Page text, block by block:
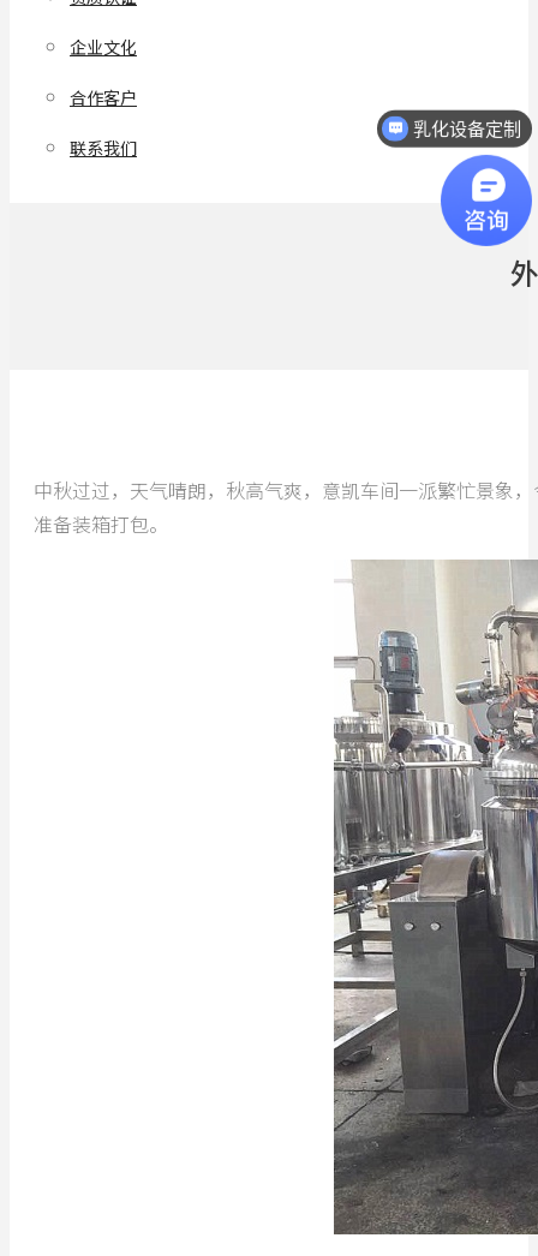
企业文化
合作客户
联系我们
中秋过过，天气晴朗，秋高气爽，意凯车间一派繁忙景象
准备装箱打包。
乳化设备定制